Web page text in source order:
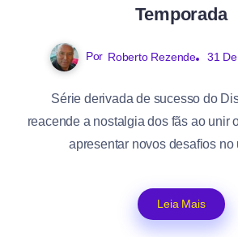
Temporada
Por Roberto Rezende 31
Série derivada de sucesso do
reacende a nostalgia dos fãs ao unir
apresentar novos desafios no
Leia Mais